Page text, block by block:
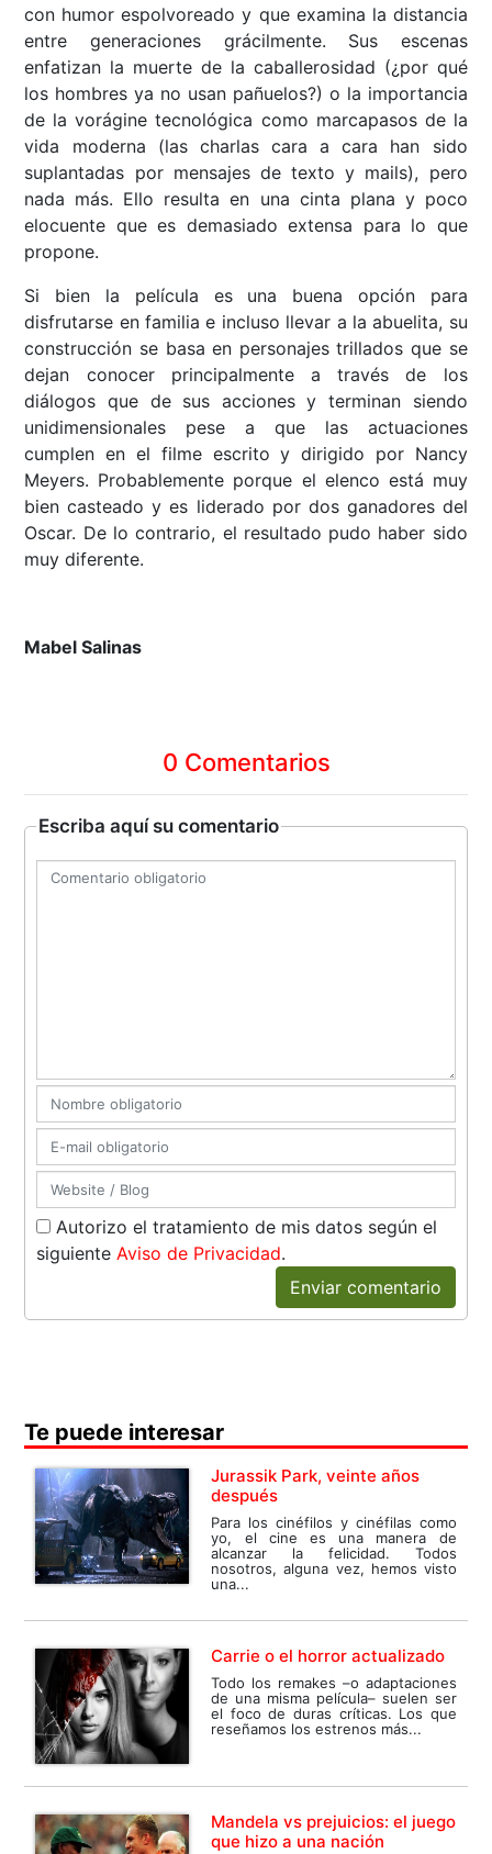
con humor espolvoreado y que examina la distancia
entre generaciones grácilmente. Sus escenas
enfatizan la muerte de la caballerosidad (¿por qué
los hombres ya no usan pañuelos?) o la importancia
de la vorágine tecnológica como marcapasos de la
vida moderna (las charlas cara a cara han sido
suplantadas por mensajes de texto y mails), pero
nada más. Ello resulta en una cinta plana y poco
elocuente que es demasiado extensa para lo que
propone.
Si bien la película es una buena opción para
disfrutarse en familia e incluso llevar a la abuelita, su
construcción se basa en personajes trillados que se
dejan conocer principalmente a través de los
diálogos que de sus acciones y terminan siendo
unidimensionales pese a que las actuaciones
cumplen en el filme escrito y dirigido por Nancy
Meyers. Probablemente porque el elenco está muy
bien casteado y es liderado por dos ganadores del
Oscar. De lo contrario, el resultado pudo haber sido
muy diferente.
Mabel Salinas
0 Comentarios
Escriba aquí su comentario
Autorizo el tratamiento de mis datos según el
siguiente Aviso de Privacidad.
Enviar comentario
Te puede interesar
Jurassik Park, veinte años
después
Para los cinéfilos y cinéfilas como
yo, el cine es una manera de
alcanzar la felicidad. Todos
nosotros, alguna vez, hemos visto
una...
Carrie o el horror actualizado
Todo los remakes –o adaptaciones
de una misma película– suelen ser
el foco de duras críticas. Los que
reseñamos los estrenos más...
Mandela vs prejuicios: el juego
que hizo a una nación